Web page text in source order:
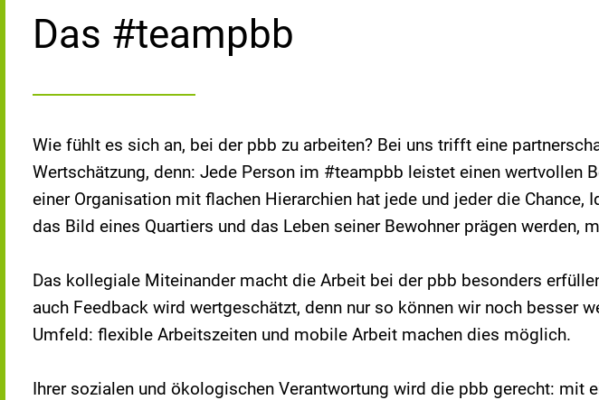
Das #teampbb
Wie fühlt es sich an, bei der pbb zu arbeiten? Bei uns trifft eine
Wertschätzung, denn: Jede Person im #teampbb leistet einen
einer Organisation mit flachen Hierarchien hat jede und jeder die
das Bild eines Quartiers und das Leben seiner Bewohner prägen werden,
Das kollegiale Miteinander macht die Arbeit bei der pbb besonders
auch Feedback wird wertgeschätzt, denn nur so können wir noch besser
Umfeld: flexible Arbeitszeiten und mobile Arbeit machen dies möglich.
Ihrer sozialen und ökologischen Verantwortung wird die pbb gerecht: mit